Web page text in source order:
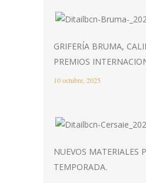
GRIFERÍA BRUMA,
PREMIOS
10 octubre, 2025
NUEVOS MATERIALES
TEMPORADA.